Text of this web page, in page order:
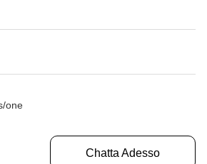
one
Chatta Adesso